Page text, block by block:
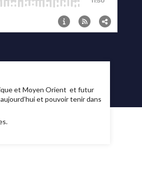
et Moyen Orient et futur
et pouvoir tenir dans